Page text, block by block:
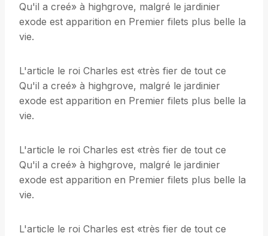
Qu'il a creé» à highgrove, malgré le jardinier
exode est apparition en Premier filets plus belle la
vie.
L'article le roi Charles est «très fier de tout ce
Qu'il a creé» à highgrove, malgré le jardinier
exode est apparition en Premier filets plus belle la
vie.
L'article le roi Charles est «très fier de tout ce
Qu'il a creé» à highgrove, malgré le jardinier
exode est apparition en Premier filets plus belle la
vie.
L'article le roi Charles est «très fier de tout ce